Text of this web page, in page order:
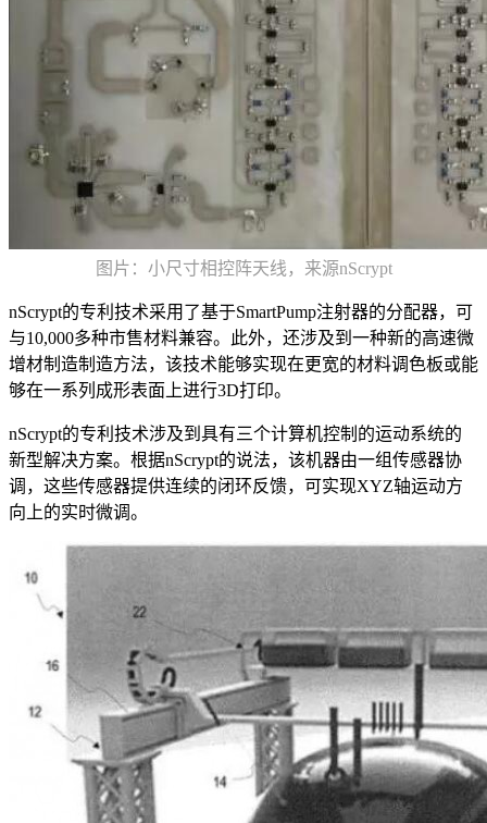
图片：小尺寸相控阵天线，来源nScrypt
nScrypt的专利技术采用了基于SmartPump注射器的分配器，可
与10,000多种市售材料兼容。此外，还涉及到一种新的高速微
增材制造制造方法，该技术能够实现在更宽的材料调色板或能
够在一系列成形表面上进行3D打印。
nScrypt的专利技术涉及到具有三个计算机控制的运动系统的
新型解决方案。根据nScrypt的说法，该机器由一组传感器协
调，这些传感器提供连续的闭环反馈，可实现XYZ轴运动方
向上的实时微调。